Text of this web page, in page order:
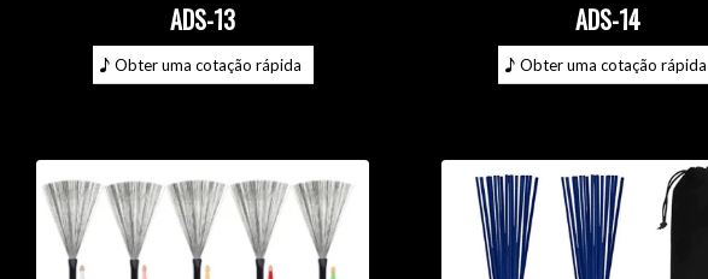
ADS-13
Obter uma cotação rápida
ADS-14
Obter uma cotação rápida